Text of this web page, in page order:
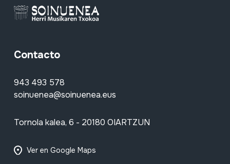
Contacto
943 493 578
soinuenea@soinuenea.eus
Tornola kalea, 6 - 20180 OIARTZUN
Ver en Google Maps